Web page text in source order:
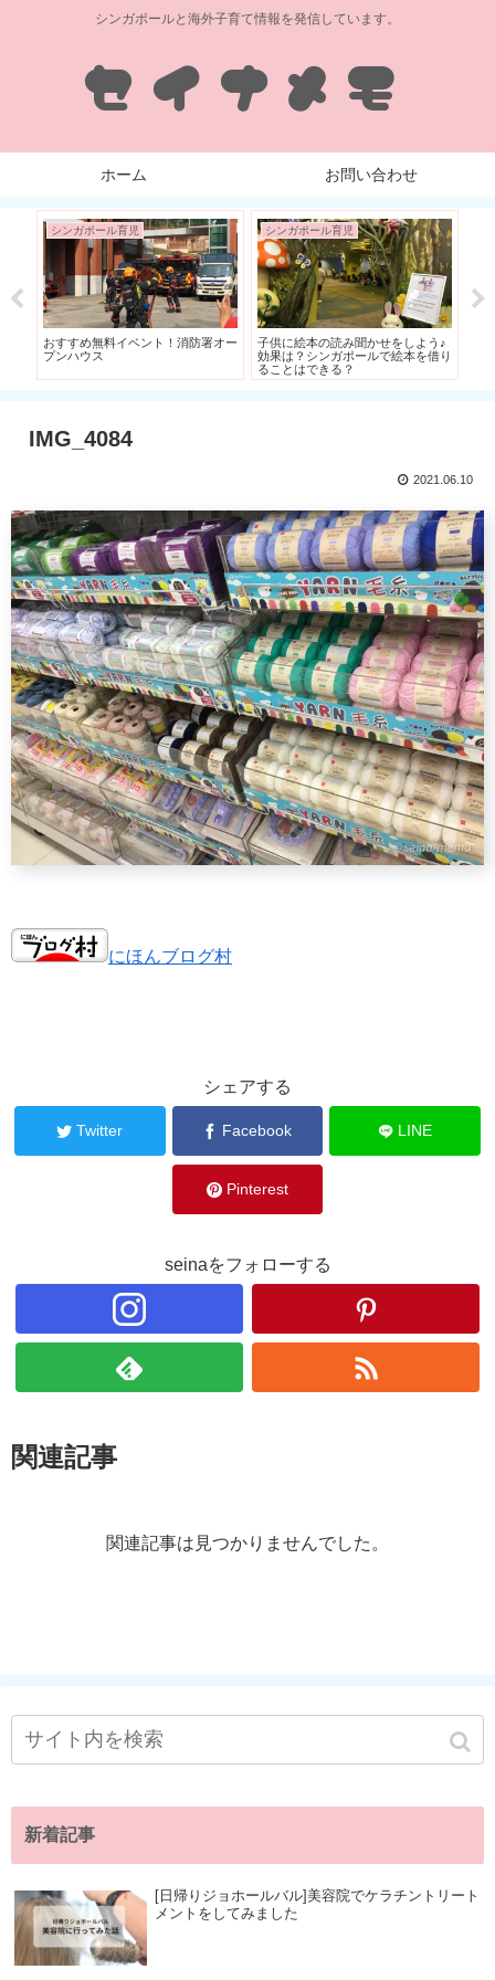
シンガポールと海外子育て情報を発信しています。
ホーム お問い合わせ
シンガポール育児
おすすめ無料イベント！消防署オー
プンハウス
シンガポール育児
子供に絵本の読み聞かせをしよう♪
効果は？シンガポールで絵本を借り
ることはできる？
IMG_4084
2021.06.10
にほんブログ村
シェアする
Twitter Facebook LINE
Pinterest
seinaをフォローする
関連記事
関連記事は見つかりませんでした。
新着記事
[日帰りジョホールバル]美容院でケラチントリート
メントをしてみました